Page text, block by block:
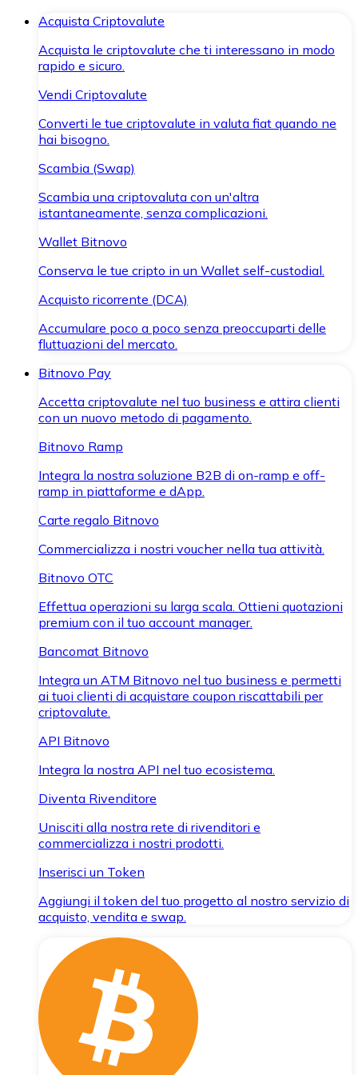
Acquista Criptovalute
Acquista le criptovalute che ti interessano in modo
rapido e sicuro.
Vendi Criptovalute
Converti le tue criptovalute in valuta fiat quando ne
hai bisogno.
Scambia (Swap)
Scambia una criptovaluta con un'altra
istantaneamente, senza complicazioni.
Wallet Bitnovo
Conserva le tue cripto in un Wallet self-custodial.
Acquisto ricorrente (DCA)
Accumulare poco a poco senza preoccuparti delle
fluttuazioni del mercato.
Bitnovo Pay
Accetta criptovalute nel tuo business e attira clienti
con un nuovo metodo di pagamento.
Bitnovo Ramp
Integra la nostra soluzione B2B di on-ramp e off-
ramp in piattaforme e dApp.
Carte regalo Bitnovo
Commercializza i nostri voucher nella tua attività.
Bitnovo OTC
Effettua operazioni su larga scala. Ottieni quotazioni
premium con il tuo account manager.
Bancomat Bitnovo
Integra un ATM Bitnovo nel tuo business e permetti
ai tuoi clienti di acquistare coupon riscattabili per
criptovalute.
API Bitnovo
Integra la nostra API nel tuo ecosistema.
Diventa Rivenditore
Unisciti alla nostra rete di rivenditori e
commercializza i nostri prodotti.
Inserisci un Token
Aggiungi il token del tuo progetto al nostro servizio di
acquisto, vendita e swap.